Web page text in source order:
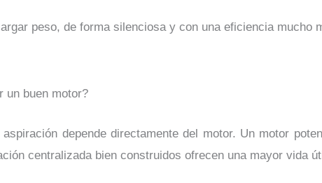
peso, de forma silenciosa y con una eficiencia
un buen motor?
depende directamente del motor. Un motor
centralizada bien construidos ofrecen una mayor vida